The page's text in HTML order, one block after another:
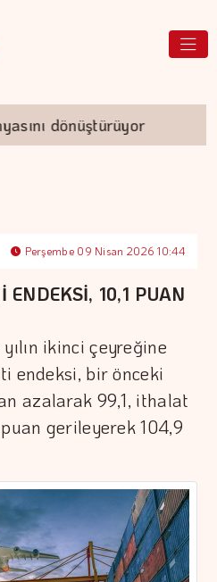
dönüştürüyor
Perşembe 09 Nisan 2026 10:44
ENDEKSİ, 10,1 PUAN
ikinci çeyreğine
endeksi, bir önceki
azalarak 99,1, ithalat
gerileyerek 104,9